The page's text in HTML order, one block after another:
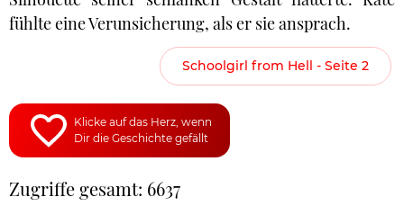
fühlte eine Verunsicherung, als er sie ansprach.
Schoolgirl from Hell - Seite 2
Klicke auf das Herz, wenn
Dir die Geschichte gefällt
Zugriffe gesamt: 6637